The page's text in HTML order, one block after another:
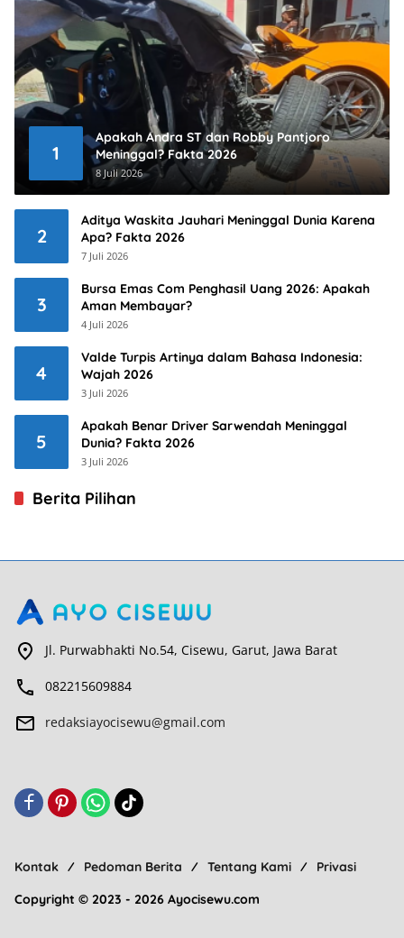
1
Apakah Andra ST dan Robby Pantjoro
Meninggal? Fakta 2026
8 Juli 2026
2
Aditya Waskita Jauhari Meninggal Dunia Karena
Apa? Fakta 2026
7 Juli 2026
3
Bursa Emas Com Penghasil Uang 2026: Apakah
Aman Membayar?
4 Juli 2026
4
Valde Turpis Artinya dalam Bahasa Indonesia:
Wajah 2026
3 Juli 2026
5
Apakah Benar Driver Sarwendah Meninggal
Dunia? Fakta 2026
3 Juli 2026
Berita Pilihan
Jl. Purwabhakti No.54, Cisewu, Garut, Jawa Barat
082215609884
redaksiayocisewu@gmail.com
Kontak Pedoman Berita Tentang Kami
Privasi
Copyright © 2023 - 2026 Ayocisewu.com